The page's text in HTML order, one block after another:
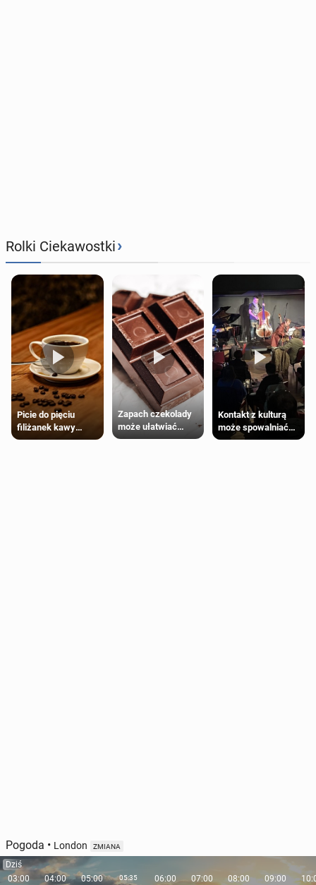
Rolki Ciekawostki›
Picie do pięciu
filiżanek kawy
dziennie jest
Zapach czekolady
może ułatwiać
trening siłowy
Kontakt z kulturą
może spowalniać
starzenie
Pogoda • London ZMIANA
Dziś
03:00
04:00 05:00 05:35 06:00 07:00 08:00 09:00